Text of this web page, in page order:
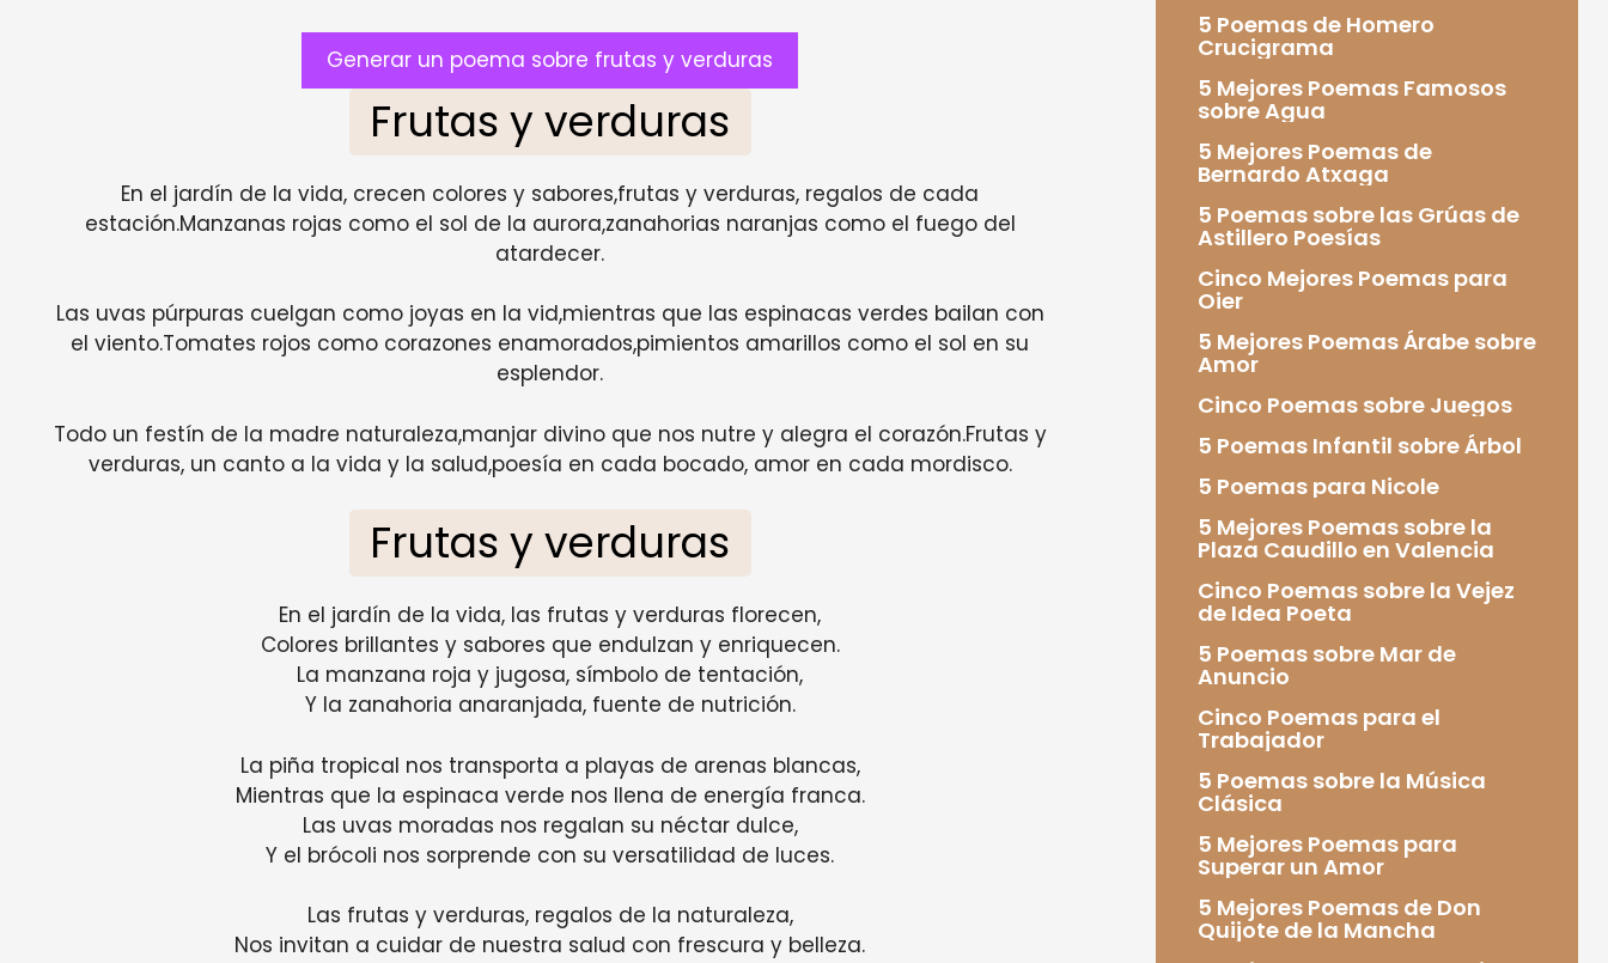
Generar un poema sobre frutas y verduras
Frutas y verduras
En el jardín de la vida, crecen colores y sabores,frutas y verduras, regalos de cada
estación.Manzanas rojas como el sol de la aurora,zanahorias naranjas como el fuego del
atardecer.
Las uvas púrpuras cuelgan como joyas en la vid,mientras que las espinacas verdes bailan con
el viento.Tomates rojos como corazones enamorados,pimientos amarillos como el sol en su
esplendor.
Todo un festín de la madre naturaleza,manjar divino que nos nutre y alegra el corazón.Frutas y
verduras, un canto a la vida y la salud,poesía en cada bocado, amor en cada mordisco.
Frutas y verduras
En el jardín de la vida, las frutas y verduras florecen,
Colores brillantes y sabores que endulzan y enriquecen.
La manzana roja y jugosa, símbolo de tentación,
Y la zanahoria anaranjada, fuente de nutrición.
La piña tropical nos transporta a playas de arenas blancas,
Mientras que la espinaca verde nos llena de energía franca.
Las uvas moradas nos regalan su néctar dulce,
Y el brócoli nos sorprende con su versatilidad de luces.
Las frutas y verduras, regalos de la naturaleza,
Nos invitan a cuidar de nuestra salud con frescura y belleza.
5 Poemas de Homero
Crucigrama
5 Mejores Poemas Famosos
sobre Agua
5 Mejores Poemas de
Bernardo Atxaga
5 Poemas sobre las Grúas de
Astillero Poesías
Cinco Mejores Poemas para
Oier
5 Mejores Poemas Árabe sobre
Amor
Cinco Poemas sobre Juegos
5 Poemas Infantil sobre Árbol
5 Poemas para Nicole
5 Mejores Poemas sobre la
Plaza Caudillo en Valencia
Cinco Poemas sobre la Vejez
de Idea Poeta
5 Poemas sobre Mar de
Anuncio
Cinco Poemas para el
Trabajador
5 Poemas sobre la Música
Clásica
5 Mejores Poemas para
Superar un Amor
5 Mejores Poemas de Don
Quijote de la Mancha